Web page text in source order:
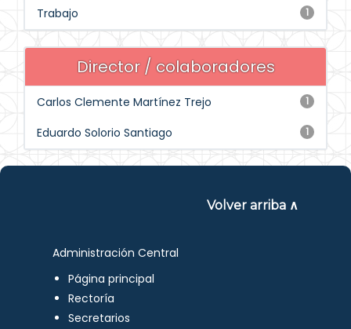
1
Trabajo
Director / colaboradores
1
Carlos Clemente Martínez Trejo
1
Eduardo Solorio Santiago
Volver arriba ∧
Administración Central
Página principal
Rectoría
Secretarios